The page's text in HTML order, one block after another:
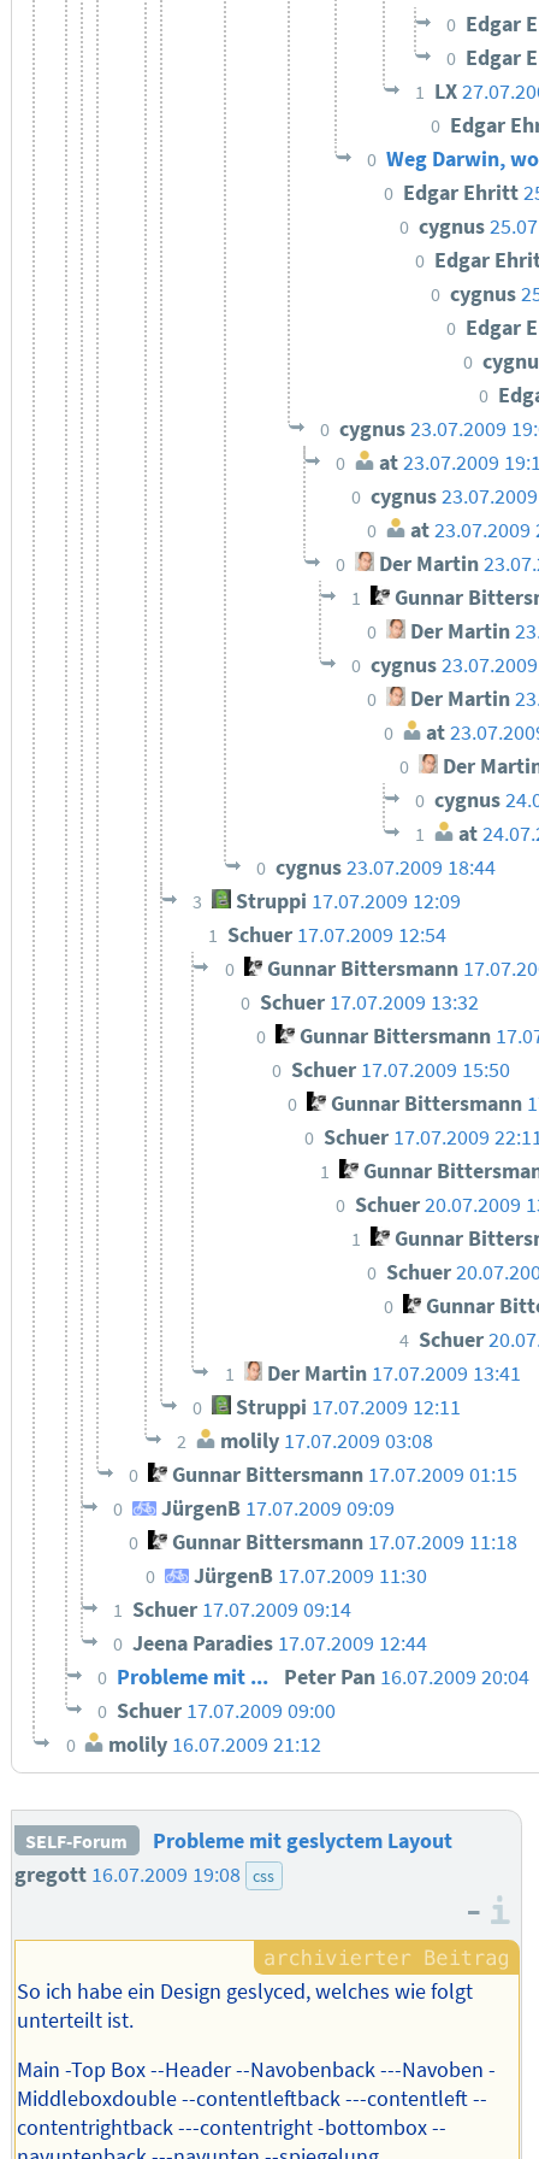
0 Edgar
0 Edgar
1 LX
0 Edgar
0 Weg Darwin,
0 Edgar Ehritt
0 cygnus
0 Edgar
0 cygnus
0 Edgar
0
0
0 cygnus23.07.2009
0 at23.07.2009
0 cygnus
0 at23.07.2009
0 Der Martin
1 Gunnar
0 Der Martin
0 cygnus
0 Der Martin
0 at
0 Der
0 cygnus
1 at
0 cygnus23.07.2009 18:44
3 Struppi 17.07.2009 12:09
1 Schuer 17.07.2009 12:54
0 Gunnar Bittersmann
0 Schuer 17.07.2009 13:32
0 Gunnar Bittersmann
0 Schuer 17.07.2009 15:50
0 Gunnar Bittersmann
0 Schuer 17.07.2009
1 Gunnar
0 Schuer20.07.2009
1 Gunnar
0 Schuer
0 Gunnar
4 Schuer
1 Der Martin 17.07.2009 13:41
0 Struppi 17.07.2009 12:11
2 molily 17.07.2009 03:08
0 Gunnar Bittersmann 17.07.2009 01:15
0 JürgenB 17.07.2009 09:09
0 Gunnar Bittersmann 17.07.2009 11:18
0 JürgenB 17.07.2009 11:30
1 Schuer 17.07.2009 09:14
0 Jeena Paradies 17.07.2009 12:44
0 Probleme mit ... Peter Pan 16.07.2009 20:04
0 Schuer 17.07.2009 09:00
0 molily 16.07.2009 21:12
SELF-Forum
Probleme mit geslyctem Layout
gregott 16.07.2009 19:08 css
–
So ich habe ein Design geslyced, welches wie folgt
unterteilt ist.
Main -Top Box --Header --Navobenback ---Navoben -
Middleboxdouble --contentleftback ---contentleft --
contentrightback ---contentright -bottombox --